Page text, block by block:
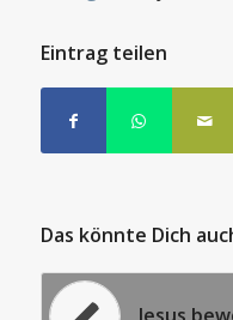
Eintrag teilen
Das könnte Dich